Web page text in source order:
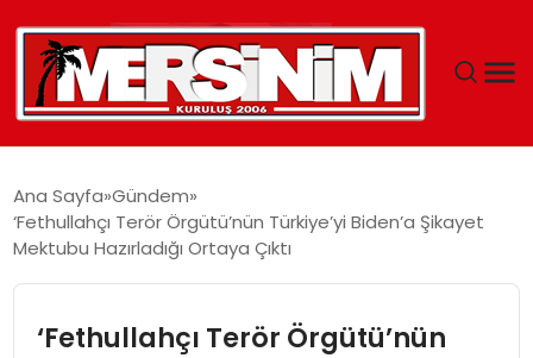
YAŞAM
Ana Sayfa Gündem
‘Fethullahçı Terör Örgütü’nün Türkiye’yi Biden’a Şikayet
Mektubu Hazırladığı Ortaya Çıktı
‘Fethullahçı Terör Örgütü’nün